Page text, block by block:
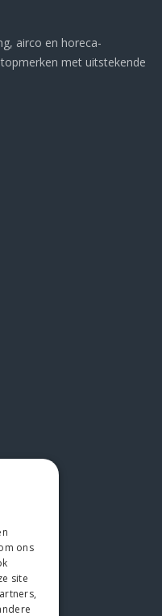
airco en horeca-
met uitstekende
ons
site